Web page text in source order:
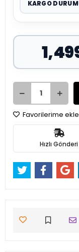
KARGO
Favorilerime ekle
Hızlı Gönderi